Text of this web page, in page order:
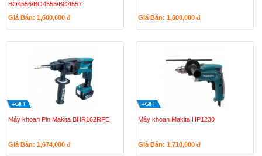
BO4556/BO4555/BO4557
Giá Bán: 1,600,000 đ Giá Bán: 1,600,000 đ
Máy khoan Pin Makita BHR162RFE
Giá Bán: 1,674,000 đ
Máy khoan Makita HP1230
Giá Bán: 1,710,000 đ